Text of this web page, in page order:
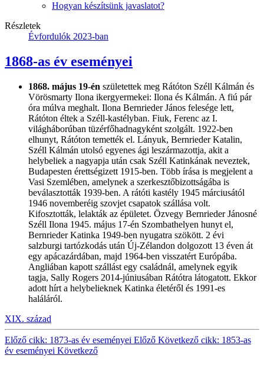
Hogyan készítsünk javaslatot?
Részletek
Évfordulók 2023-ban
1868-as év eseményei
1868. május 19-én születettek meg Rátóton Széll Kálmán és
Vörösmarty Ilona ikergyermekei: Ilona és Kálmán. A fiú pár
óra múlva meghalt. Ilona Bernrieder János felesége lett,
Rátóton éltek a Széll-kastélyban. Fiuk, Ferenc az I.
világháborúban tüzérfőhadnagyként szolgált. 1922-ben
elhunyt, Rátóton temették el. Lányuk, Bernrieder Katalin,
Széll Kálmán utolsó egyenes ági leszármazottja, akit a
helybeliek a nagyapja után csak Széll Katinkának neveztek,
Budapesten érettségizett 1915-ben. Több írása is megjelent a
Vasi Szemlében, amelynek a szerkesztőbizottságába is
beválasztották 1939-ben. A rátóti kastély 1945 márciusától
1946 novemberéig szovjet csapatok szállása volt.
Kifosztották, lelakták az épületet. Özvegy Bernrieder Jánosné
Széll Ilona 1945. május 17-én Szombathelyen hunyt el,
Bernrieder Katinka 1949-ben nyugatra szökött. 2 évi
salzburgi tartózkodás után Új-Zélandon dolgozott 13 éven át
egy apácazárdában, majd 1964-ben visszatért Európába.
Angliában kapott szállást egy családnál, amelynek egyik
tagja, Sally Rogers 2014-júniusában Rátótra látogatott. Ekkor
adott hírt a helybelieknek Katinka életéről és 1991-es
haláláról.
XIX. század
Előző cikk: 1873-as év eseményei Előző Következő cikk: 1853-as
év eseményei Következő